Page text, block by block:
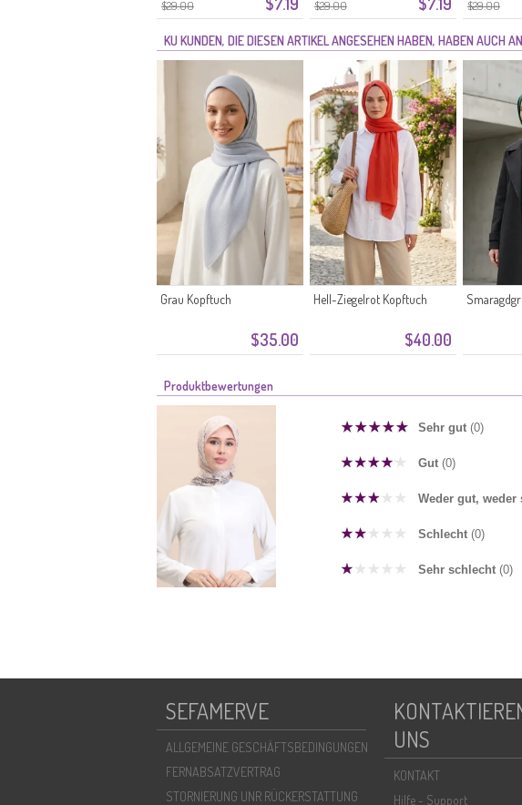
$29.00 $29.00 $29.00
KU KUNDEN, DIE DIESEN ARTIKEL ANGESEHEN HABEN, HABEN AUCH
$35.00
Grau Kopftuch
$40.00
Hell-Ziegelrot Kopftuch
Produktbewertungen
Sehr gut (0)
Gut (0)
Weder gut, weder
Schlecht (0)
Sehr schlecht (0)
SEFAMERVE
ALLGEMEINE GESCHÄFTSBEDINGUNGEN
FERNABSATZVERTRAG
STORNIERUNG UNR RÜCKERSTATTUNG
UNS
KONTAKT
Hilfe - Support